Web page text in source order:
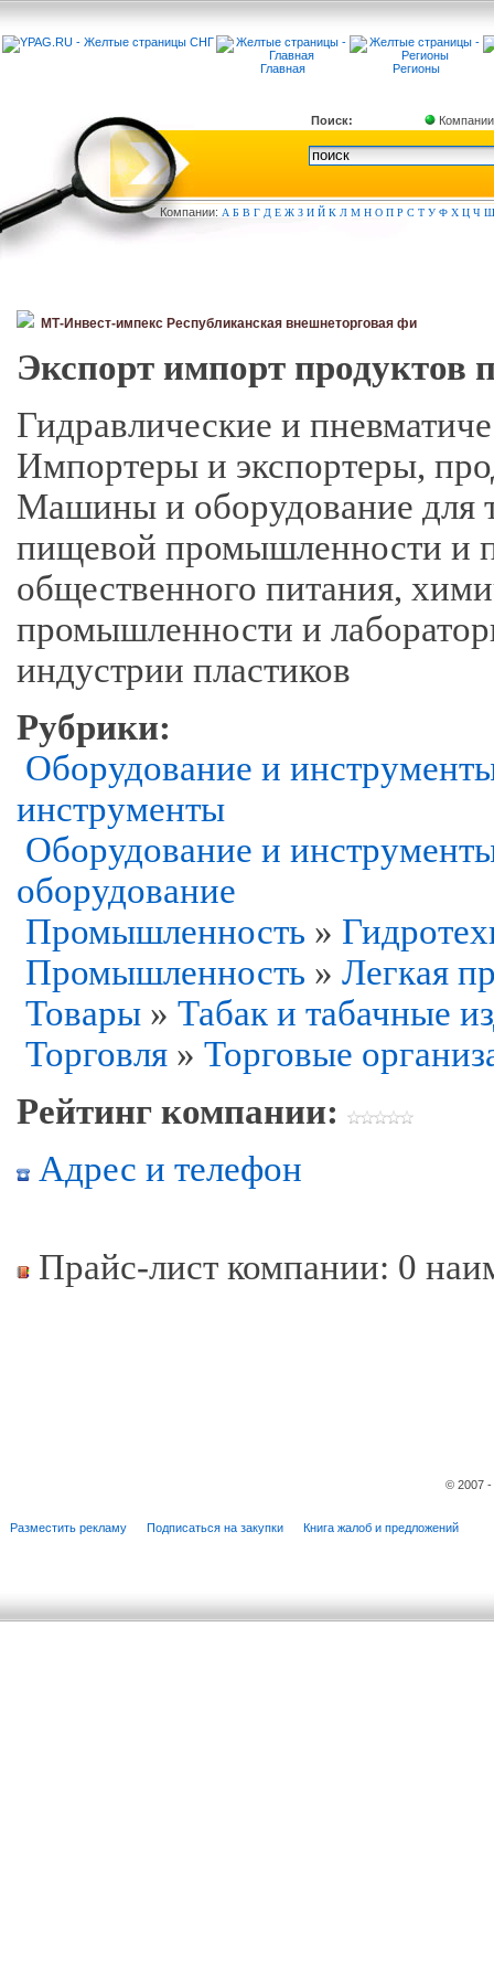
Главная Регионы
Поиск: Компании
Компании: А Б В Г Д Е Ж З И Й К Л М Н О П Р С Т У Ф Х Ц Ч Ш
МТ-Инвест-импекс Республиканская внешнеторговая фи
Экспорт импорт продуктов
Гидравлические и
Импортеры и экспортеры,
Машины и оборудование для
пищевой промышленности и
общественного питания,
промышленности и
индустрии пластиков
Рубрики:
Оборудование и
инструменты
Оборудование и
оборудование
Промышленность »
Промышленность » Легкая
Товары » Табак и табачные
Торговля » Торговые
Рейтинг компании:
Адрес и телефон
Прайс-лист компании: 0
© 2007
Разместить рекламу Подписаться на закупки Книга жалоб и предложений